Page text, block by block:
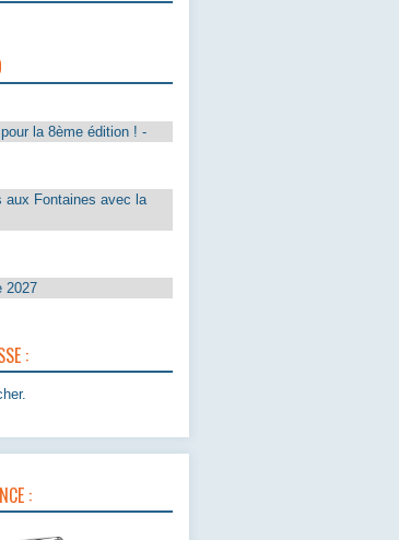
la 8ème édition ! -
aux Fontaines avec la
2027
:
: